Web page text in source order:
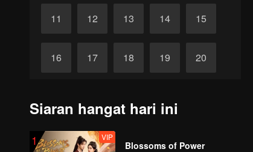
11 12 13 14 15
16 17 18 19 20
26 27
Siaran hangat hari ini
1 VIP
Blossoms of Power